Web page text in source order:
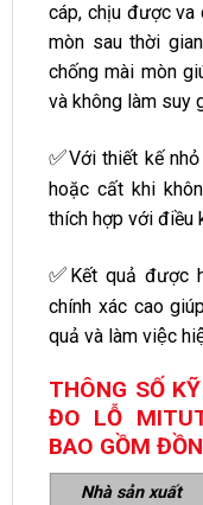
cáp, chịu được va
mòn sau thời
chống mài mòn
và không làm suy
✅Với thiết kế
hoặc cất khi
thích hợp với điều
✅ Kết quả được
chính xác cao
quả và làm việc
THÔNG SỐ
ĐO LỖ
BAO GỒM
Nhà sản xuất